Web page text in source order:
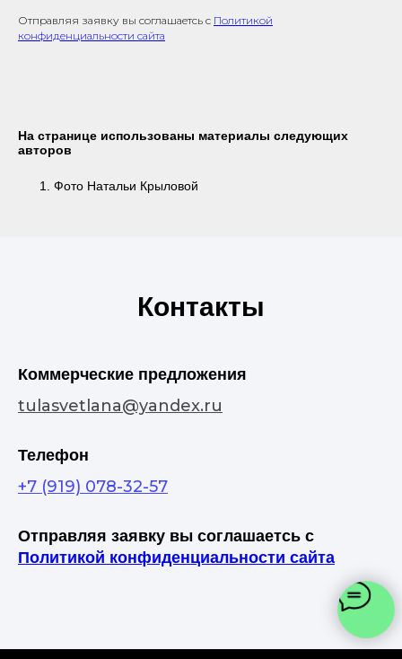
Отправляя заявку вы соглашаетсь с Политикой
конфиденциальности сайта
На странице использованы материалы следующих
авторов
Фото Натальи Крыловой
Контакты
Коммерческие предложения
tulasvetlana@yandex.ru
Телефон
+7 (919) 078-32-57
Отправляя заявку вы соглашаетсь с
Политикой конфиденциальности сайта